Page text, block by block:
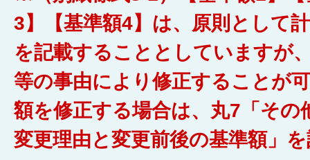
3】【基準額4】は、原則として
を記載することとしていますが
等の事由により修正することが
額を修正する場合は、丸7「その
変更理由と変更前後の基準額」